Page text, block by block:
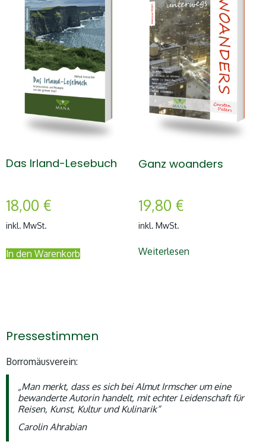
Das Irland-Lesebuch
18,00 €
inkl. MwSt.
In den Warenkorb
Ganz woanders
19,80 €
inkl. MwSt.
Weiterlesen
Pressestimmen
Borromäusverein:
„Man merkt, dass es sich bei Almut Irmscher um eine
bewanderte Autorin handelt, mit echter Leidenschaft für
Reisen, Kunst, Kultur und Kulinarik“
Carolin Ahrabian